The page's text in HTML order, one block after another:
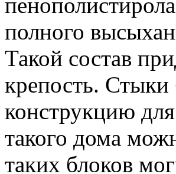
полного
Такой состав
крепость.
конструкцию
такого дома
таких блоков